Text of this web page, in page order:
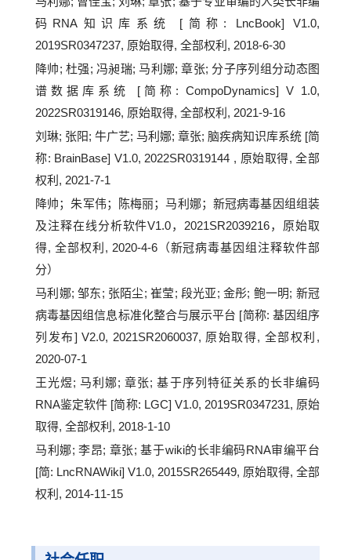
码RNA知识库系统 [简称: LncBook] V1.0,
2019SR0347237, 原始取得, 全部权利, 2018-6-30
降帅; 杜强; 冯昶瑞; 马利娜; 章张; 分子序列组分动态图
谱数据库系统 [简称: CompoDynamics] V 1.0,
2022SR0319146, 原始取得, 全部权利, 2021-9-16
刘琳; 张阳; 牛广艺; 马利娜; 章张; 脑疾病知识库系统 [简
称: BrainBase] V1.0, 2022SR0319144 , 原始取得, 全部
权利, 2021-7-1
降帅；朱军伟；陈梅丽；马利娜；新冠病毒基因组组装
及注释在线分析软件V1.0，2021SR2039216，原始取
得, 全部权利, 2020-4-6（新冠病毒基因组注释软件部
分）
马利娜; 邹东; 张陌尘; 崔莹; 段光亚; 金彤; 鲍一明; 新冠
病毒基因组信息标准化整合与展示平台 [简称: 基因组序
列发布] V2.0, 2021SR2060037, 原始取得, 全部权利,
2020-07-1
王光煜; 马利娜; 章张; 基于序列特征关系的长非编码
RNA鉴定软件 [简称: LGC] V1.0, 2019SR0347231, 原始
取得, 全部权利, 2018-1-10
马利娜; 李昂; 章张; 基于wiki的长非编码RNA审编平台
[简: LncRNAWiki] V1.0, 2015SR265449, 原始取得, 全部
权利, 2014-11-15